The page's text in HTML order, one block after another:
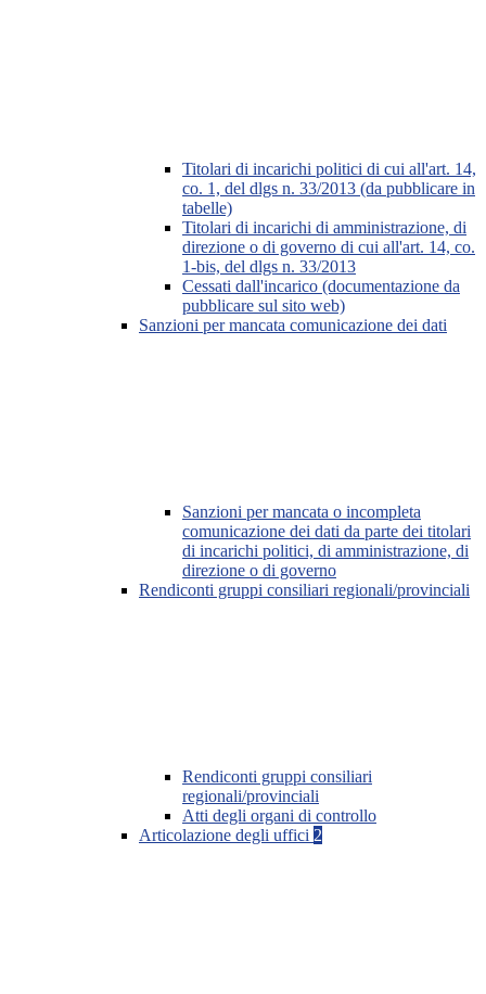
Titolari di incarichi politici di cui all'art. 14,
co. 1, del dlgs n. 33/2013 (da pubblicare in
tabelle)
Titolari di incarichi di amministrazione, di
direzione o di governo di cui all'art. 14, co.
1-bis, del dlgs n. 33/2013
Cessati dall'incarico (documentazione da
pubblicare sul sito web)
Sanzioni per mancata comunicazione dei dati
Sanzioni per mancata o incompleta
comunicazione dei dati da parte dei titolari
di incarichi politici, di amministrazione, di
direzione o di governo
Rendiconti gruppi consiliari regionali/provinciali
Rendiconti gruppi consiliari
regionali/provinciali
Atti degli organi di controllo
Articolazione degli uffici 2